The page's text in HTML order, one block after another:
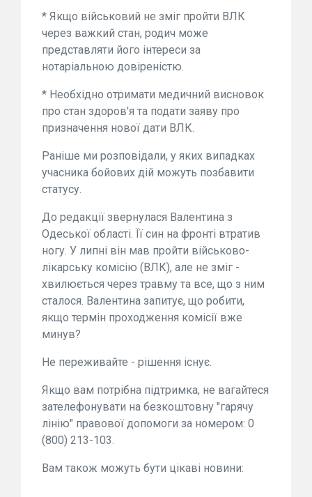
* Якщо військовий не зміг пройти ВЛК
через важкий стан, родич може
представляти його інтереси за
нотаріальною довіреністю.
* Необхідно отримати медичний висновок
про стан здоров'я та подати заяву про
призначення нової дати ВЛК.
Раніше ми розповідали, у яких випадках
учасника бойових дій можуть позбавити
статусу.
До редакції звернулася Валентина з
Одеської області. Її син на фронті втратив
ногу. У липні він мав пройти військово-
лікарську комісію (ВЛК), але не зміг -
хвилюється через травму та все, що з ним
сталося. Валентина запитує, що робити,
якщо термін проходження комісії вже
минув?
Не переживайте - рішення існує.
Якщо вам потрібна підтримка, не вагайтеся
зателефонувати на безкоштовну "гарячу
лінію" правової допомоги за номером: 0
(800) 213-103.
Вам також можуть бути цікаві новини: